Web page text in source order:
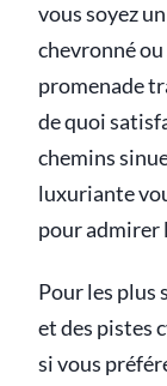
vous soyez
chevronné
promenade
de quoi
chemins
luxuriante
pour admirer
Pour les plus
et des pistes
si vous